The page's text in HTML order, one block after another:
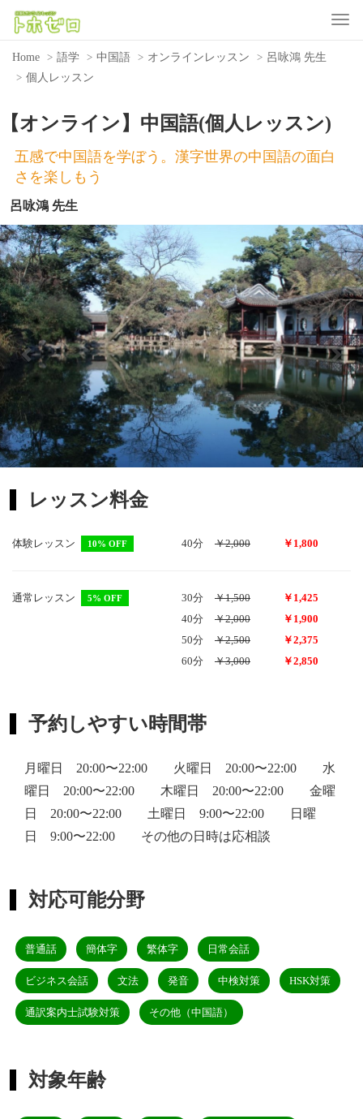
Home 語学 中国語 オンラインレッスン
呂咏鴻 先生
個人レッスン
【オンライン】中国語(個人レッスン)
五感で中国語を学ぼう。漢字世界の中国語の面白
さを楽しもう
呂咏鴻 先生
Previous
レッスン料金
体験レッスン 10% OFF 40分 ￥2,000 ￥1,800
通常レッスン 5% OFF 30分 ￥1,500
￥1,425
40分
￥2,000
￥1,900
50分
￥2,500
￥2,375
60分
￥3,000 ￥2,850
予約しやすい時間帯
月曜日 20:00〜22:00 火曜日 20:00〜22:00 水
曜日 20:00〜22:00 木曜日 20:00〜22:00 金曜
日 20:00〜22:00 土曜日 9:00〜22:00 日曜
日 9:00〜22:00 その他の日時は応相談
対応可能分野
普通話 簡体字 繁体字 日常会話
ビジネス会話 文法 発音 中検対策 HSK対策
通訳案内士試験対策 その他（中国語）
対象年齢